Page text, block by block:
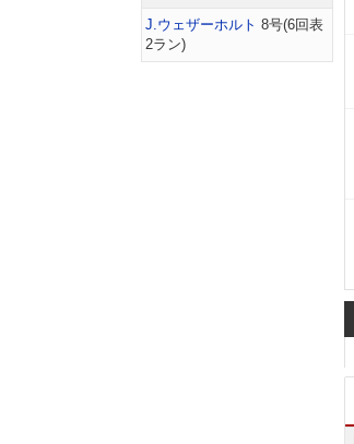
J.ウェザーホルト 8号(6回表
2ラン)